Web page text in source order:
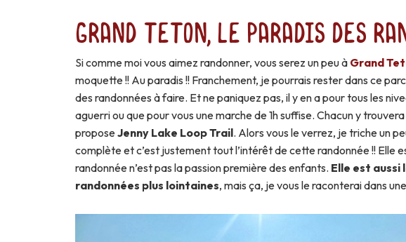
Grand Teton, le paradis des
Si comme moi vous aimez randonner, vous serez un peu à Grand
moquette !! Au paradis !! Franchement, je pourrais rester dans ce
des randonnées à faire. Et ne paniquez pas, il y en a pour tous les
aguerri ou que pour vous une marche de 1h suffise. Chacun y
proposeJenny Lake Loop Trail. Alors vous le verrez, je triche un
complète et c’est justement tout l’intérêt de cette randonnée !! Elle
randonnée n’est pas la passion première des enfants. Elle est aussi
randonnées plus lointaines, mais ça, je vous le raconterai dans